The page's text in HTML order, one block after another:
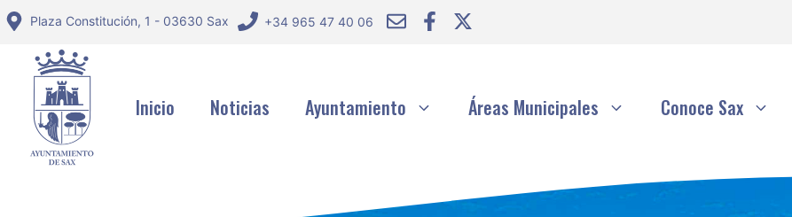
Saltar
contenido
Plaza Constitución, 1 - 03630 Sax +34 965 47 40 06
Inicio Noticias Ayuntamiento Áreas Municipales Conoce Sax